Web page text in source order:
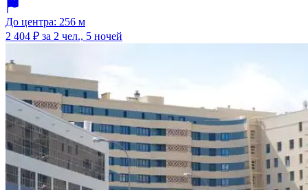
До центра: 256 м
2 404 ₽ за 2 чел., 5 ночей